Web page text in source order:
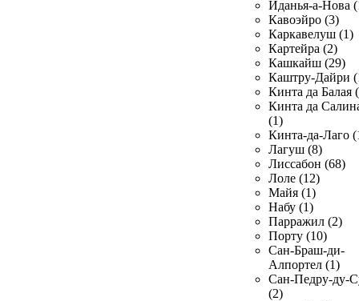
Иданья-а-Нова
Кавоэйро (3)
Каркавелуш (1)
Картейра (2)
Кашкайш (29)
Каштру-Дайри
Кинта да Балая
Кинта да
(1)
Кинта-да-Лаго
Лагуш (8)
Лиссабон (68)
Лоле (12)
Майя (1)
Набу (1)
Парражил (2)
Порту (10)
Сан-Браш-ди-
Алпортел (1)
Сан-Педру-ду-
(2)